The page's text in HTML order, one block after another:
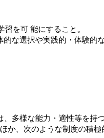
を可 能にすること。
な選択や実践的・体験的
多様な能力・適性等を持
、次のような制度の積極